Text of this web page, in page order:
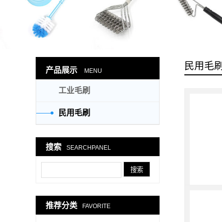
民用毛
产品展示 MENU
工业毛刷
民用毛刷
搜索 SEARCHPANEL
推荐分类 FAVORITE